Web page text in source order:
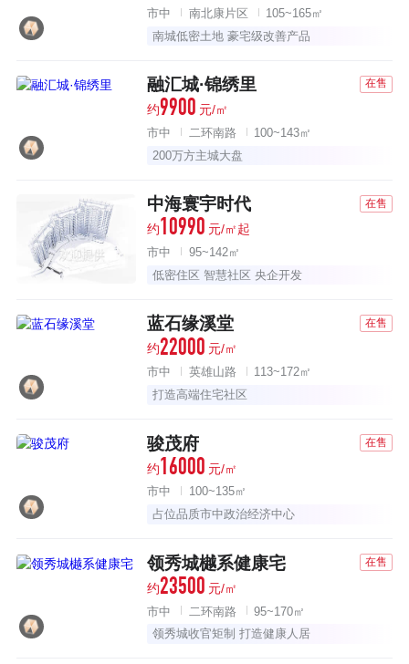
市中 南北康片区
105~165㎡
南城低密土地 豪宅级改善产品
融汇城·锦绣里 在售
约9900 元/㎡
市中 二环南路
100~143㎡
200万方主城大盘
中海寰宇时代 在售
约10990 元/㎡起
市中
95~142㎡
低密住区 智慧社区 央企开发
蓝石缘溪堂 在售
约22000 元/㎡
市中 英雄山路
113~172㎡
打造高端住宅社区
骏茂府 在售
约16000 元/㎡
市中
100~135㎡
占位品质市中政治经济中心
领秀城樾系健康宅 在售
约23500 元/㎡
市中 二环南路
95~170㎡
领秀城收官矩制 打造健康人居